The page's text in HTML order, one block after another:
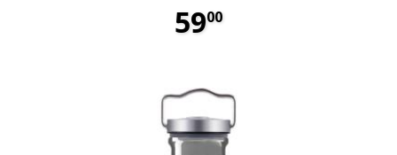
5900